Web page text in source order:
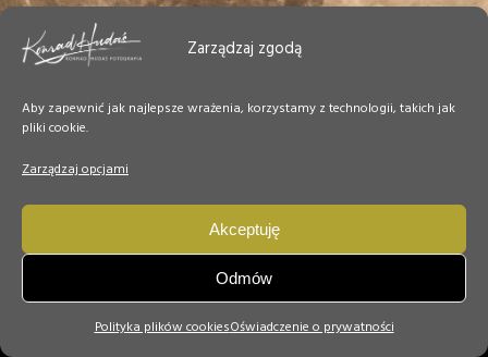
Zarządzaj zgodą
Aby zapewnić jak najlepsze wrażenia, korzystamy z technologii, takich jak
pliki cookie.
Zarządzaj opcjami
Akceptuję
Odmów
Polityka plików cookiesOświadczenie o prywatności